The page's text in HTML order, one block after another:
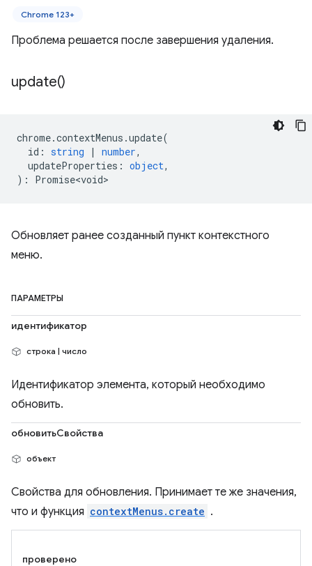
Chrome 123+
Проблема решается после завершения удаления.
update()
chrome.contextMenus .update(
id : string | number,
updateProperties : object,
) : Promise<void>
Обновляет ранее созданный пункт контекстного
меню.
ПАРАМЕТРЫ
идентификатор
строка | число
Идентификатор элемента, который необходимо
обновить.
обновитьСвойства
объект
Свойства для обновления. Принимает те же значения,
что и функция contextMenus.create .
проверено